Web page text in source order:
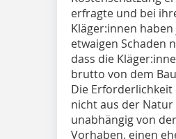
erfragte und bei
Kläger:innen
etwaigen Schaden
dass die
brutto von dem
Die
nicht aus der
unabhängig von
Vorhaben, einen